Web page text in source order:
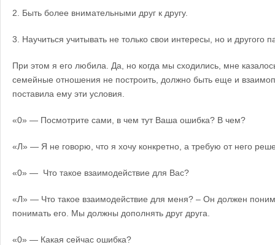
2. Быть более внимательными друг к другу.
3. Научиться учитывать не только свои интересы, но и другого
При этом я его любила. Да, но когда мы сходились, мне
семейные отношения не построить, должно быть еще и
поставила ему эти условия.
«0» — Посмотрите сами, в чем тут Ваша ошибка? В чем?
«Л» — Я не говорю, что я хочу конкретно, а требую от него
«0» — Что такое взаимодействие для Вас?
«Л» — Что такое взаимодействие для меня? – Он должен
понимать его. Мы должны дополнять друг друга.
«0» — Какая сейчас ошибка?